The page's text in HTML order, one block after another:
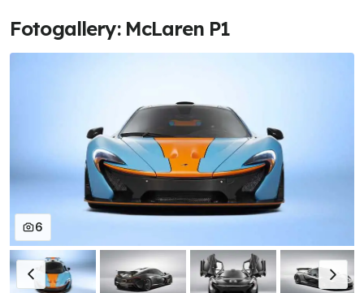
Fotogallery: McLaren P1
6